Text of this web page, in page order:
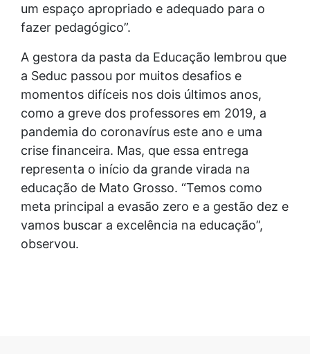
um espaço apropriado e adequado para o
fazer pedagógico”.
A gestora da pasta da Educação lembrou que
a Seduc passou por muitos desafios e
momentos difíceis nos dois últimos anos,
como a greve dos professores em 2019, a
pandemia do coronavírus este ano e uma
crise financeira. Mas, que essa entrega
representa o início da grande virada na
educação de Mato Grosso. “Temos como
meta principal a evasão zero e a gestão dez e
vamos buscar a excelência na educação”,
observou.